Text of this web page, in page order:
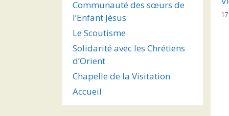
Communauté des sœurs de
l’Enfant Jésus
Le Scoutisme
Solidarité avec les Chrétiens
d’Orient
Chapelle de la Visitation
Accueil